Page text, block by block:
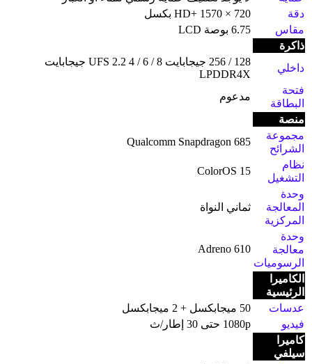
دقة
HD+ ‎1570 × 720 بكسل
مقاس
6.75 بوصة LCD
ذاكرة
داخلي
128 / 256 جيجابايت UFS 2.2 4 / 6 / 8 جيجابايت
LPDDR4X
فتحة
البطاقة
مدعوم
منصة
مجموعة
الشرائح
Qualcomm Snapdragon 685
نظام
التشغيل
ColorOS 15
وحدة
المعالجة
المركزية
ثماني النواة
وحدة
معالجة
الرسوميات
Adreno 610
الكاميرا
الرئيسية
عدسات
50 ميجابكسل + 2 ميجابكسل
فيديو
1080p حتى 30 إطار/ث
كاميرا
سيلفي